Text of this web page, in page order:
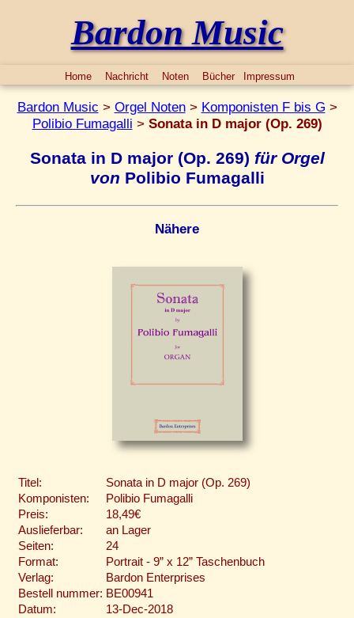
Bardon Music
Home Nachricht Noten Bücher Impressum
Bardon Music > Orgel Noten> Komponisten F bis G >
Polibio Fumagalli > Sonata in D major (Op. 269)
Sonata in D major (Op. 269) für Orgel
von Polibio Fumagalli
Nähere
Titel:
Sonata in D major (Op. 269)
Komponisten:
Polibio Fumagalli
Preis:
18,49€
Auslieferbar:
an Lager
Seiten:
24
Format:
Portrait - 9” x 12” Taschenbuch
Verlag:
Bardon Enterprises
Bestell nummer: BE00941
Datum:
13-Dec-2018